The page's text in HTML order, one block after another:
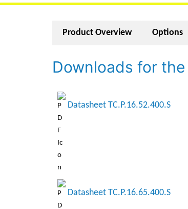
Product Overview Options
Downloads for the
Datasheet TC.P.16.52.400.S
Datasheet TC.P.16.65.400.S